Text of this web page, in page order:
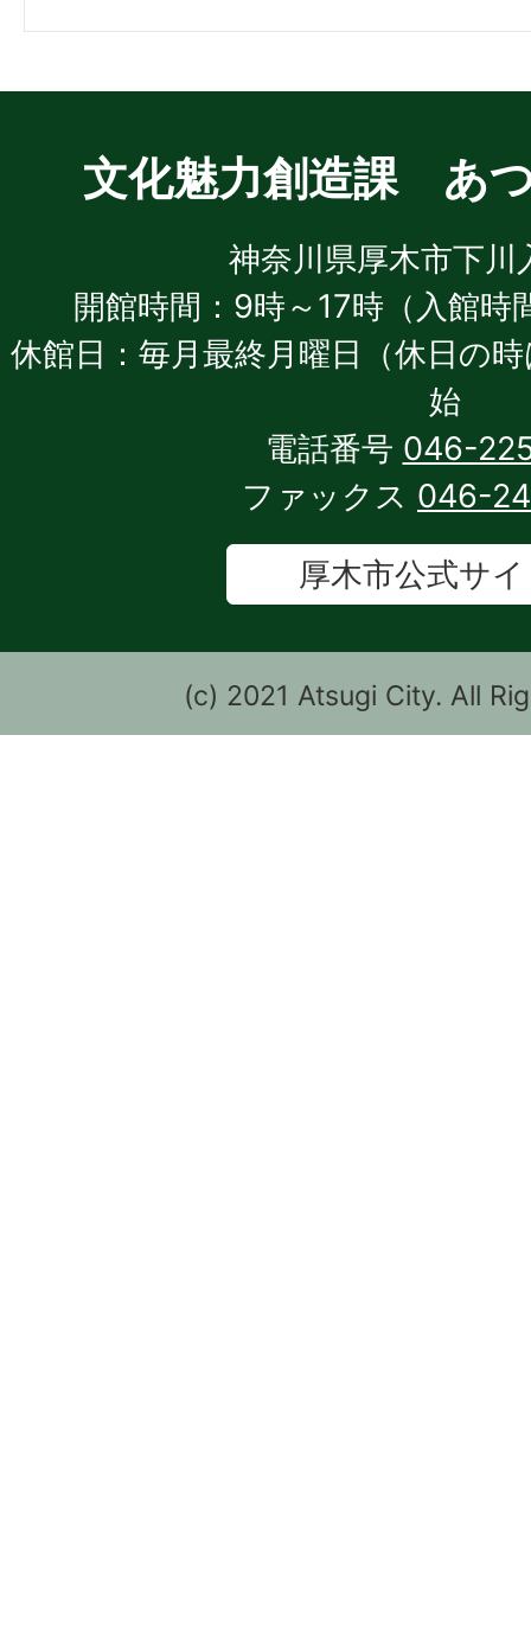
文化魅力創造課 あ
神奈川県厚木市下
開館時間：9時～17時（入館
休館日：毎月最終月曜日（休日の
始
電話番号 046-
ファックス 046-
厚木市公式サ
(c) 2021 Atsugi City. All